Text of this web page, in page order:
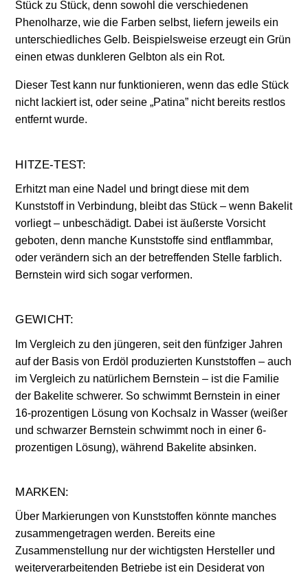
Stück zu Stück, denn sowohl die verschiedenen
Phenolharze, wie die Farben selbst, liefern jeweils ein
unterschiedliches Gelb. Beispielsweise erzeugt ein Grün
einen etwas dunkleren Gelbton als ein Rot.
Dieser Test kann nur funktionieren, wenn das edle Stück
nicht lackiert ist, oder seine „Patina” nicht bereits restlos
entfernt wurde.
HITZE-TEST:
Erhitzt man eine Nadel und bringt diese mit dem
Kunststoff in Verbindung, bleibt das Stück – wenn Bakelit
vorliegt – unbeschädigt. Dabei ist äußerste Vorsicht
geboten, denn manche Kunststoffe sind entflammbar,
oder verändern sich an der betreffenden Stelle farblich.
Bernstein wird sich sogar verformen.
GEWICHT:
Im Vergleich zu den jüngeren, seit den fünfziger Jahren
auf der Basis von Erdöl produzierten Kunststoffen – auch
im Vergleich zu natürlichem Bernstein – ist die Familie
der Bakelite schwerer. So schwimmt Bernstein in einer
16-prozentigen Lösung von Kochsalz in Wasser (weißer
und schwarzer Bernstein schwimmt noch in einer 6-
prozentigen Lösung), während Bakelite absinken.
MARKEN:
Über Markierungen von Kunststoffen könnte manches
zusammengetragen werden. Bereits eine
Zusammenstellung nur der wichtigsten Hersteller und
weiterverarbeitenden Betriebe ist ein Desiderat von